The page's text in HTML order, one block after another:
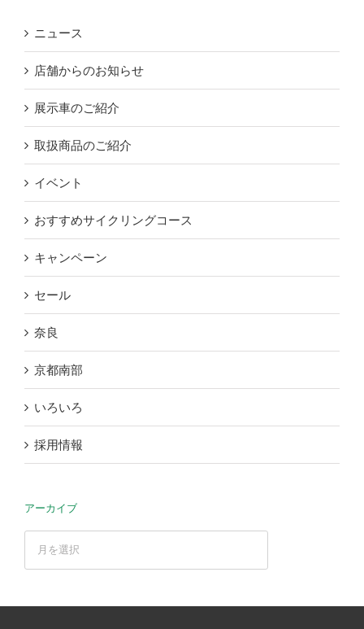
ニュース
店舗からのお知らせ
展示車のご紹介
取扱商品のご紹介
イベント
おすすめサイクリングコース
キャンペーン
セール
奈良
京都南部
いろいろ
採用情報
アーカイブ